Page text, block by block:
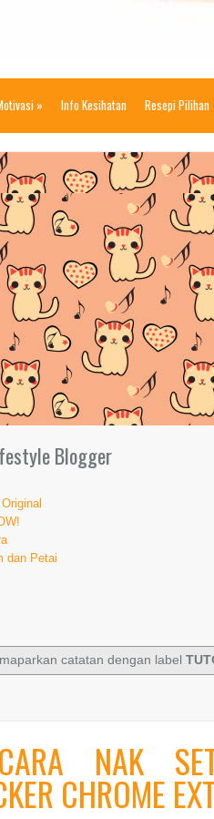
» Info Kesihatan Resepi Pilihan
Blogger
dan Petai
catatan dengan label
NAK
CHROME